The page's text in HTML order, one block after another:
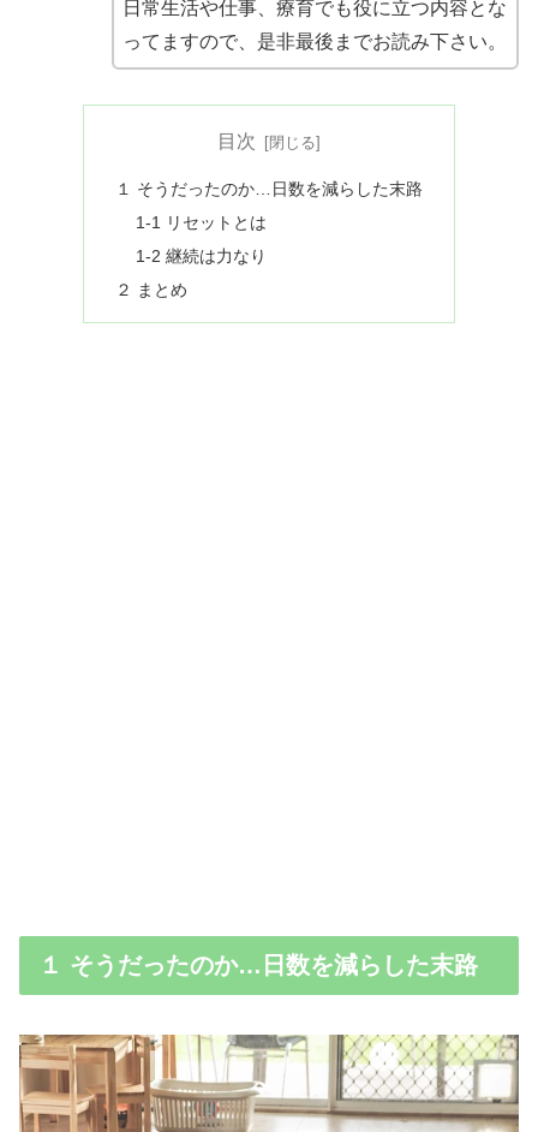
日常生活や仕事、療育でも役に立つ内容とな
ってますので、是非最後までお読み下さい。
目次
１ そうだったのか…日数を減らした末路
1-1 リセットとは
1-2 継続は力なり
２ まとめ
１ そうだったのか…日数を減らした末路